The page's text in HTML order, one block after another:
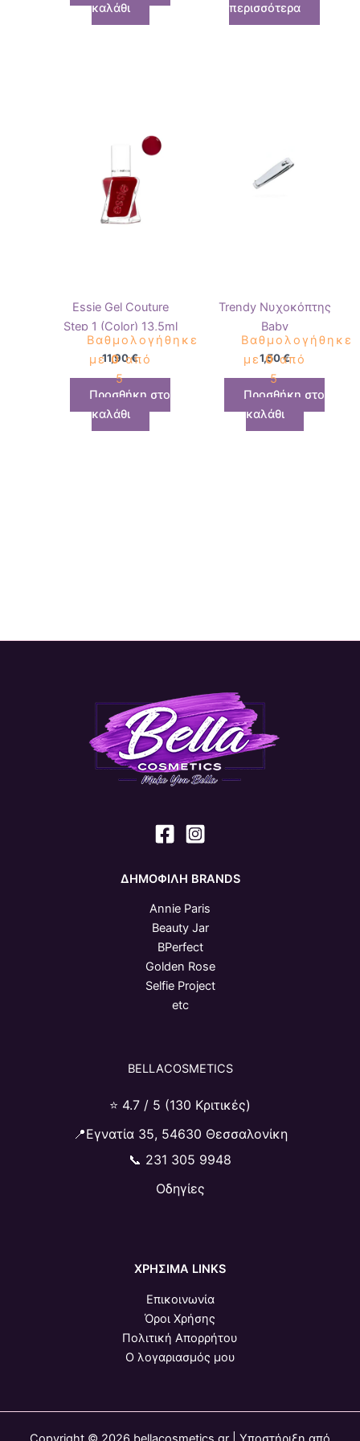
καλάθι
περισσότερα
Essie Gel Couture
Step 1 (Color) 13,5ml
Βαθμολογήθηκε
με0από
5
11,90€
Προσθήκη στο
καλάθι
Trendy Νυχοκόπτης
Baby
Βαθμολογήθηκε
με0από
5
1,50€
Προσθήκη στο
καλάθι
ΔΗΜΟΦΙΛΗ BRANDS
Annie Paris
Beauty Jar
BPerfect
Golden Rose
Selfie Project
etc
BELLACOSMETICS
⭐ 4.7 / 5 (130 Κριτικές)
📍Εγνατία 35, 54630 Θεσσαλονίκη
📞 231 305 9948
Οδηγίες
ΧΡΗΣΙΜΑ LINKS
Επικοινωνία
Όροι Χρήσης
Πολιτική Απορρήτου
Ο λογαριασμός μου